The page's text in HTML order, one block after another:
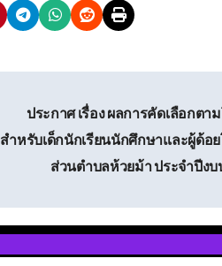
ประกาศ เรื่อง ผลการคัดเลือกต
สำหรับเด็กนักเรียนนักศึกษาและผู้ด้อ
ส่วนตำบลห้วยม้า ประจำปีง